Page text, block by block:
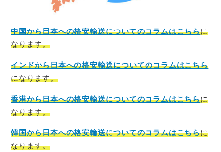
中国から日本への格安輸送についてのコラムはこちらに
なります。
インドから日本への格安輸送についてのコラムはこちら
になります。
香港から日本への格安輸送についてのコラムはこちらに
なります。
韓国から日本への格安輸送についてのコラムはこちらに
なります。